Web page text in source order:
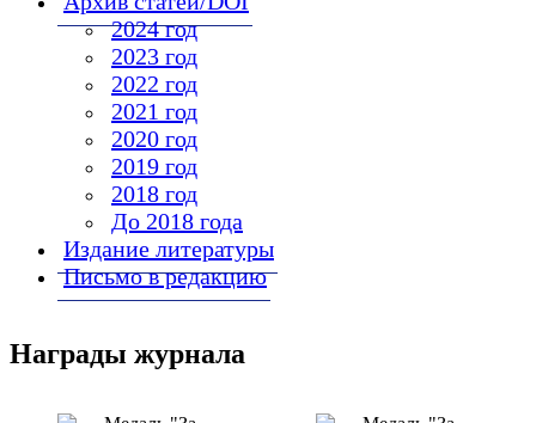
2024 год
2023 год
2022 год
2021 год
2020 год
2019 год
2018 год
До 2018 года
Издание литературы
Письмо в редакцию
Награды журнала